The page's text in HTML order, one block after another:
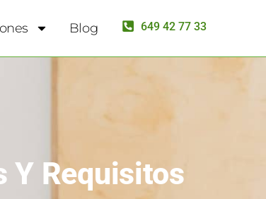
Blog 649 42 77 33
Y Requisitos